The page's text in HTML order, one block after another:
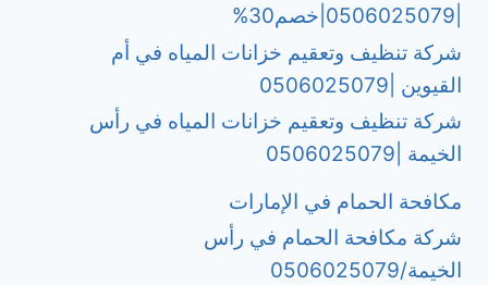
شركة تنظيف وتعقيم خزانات المياه في أم
القيوين |0506025079
شركة تنظيف وتعقيم خزانات المياه في رأس
الخيمة |0506025079
مكافحة الحمام في الإمارات
شركة مكافحة الحمام في رأس
الخيمة/0506025079